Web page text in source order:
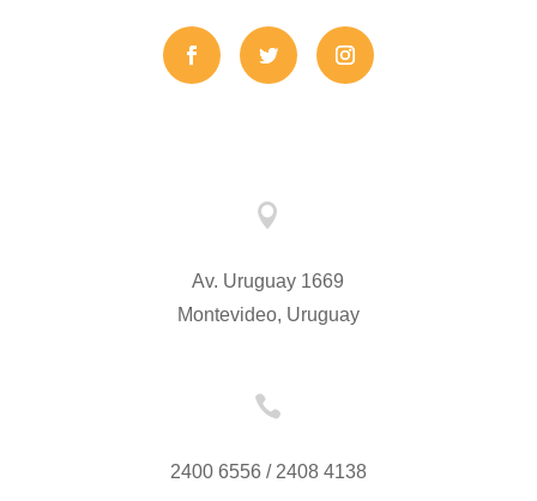

Av. Uruguay 1669
Montevideo, Uruguay

2400 6556 / 2408 4138